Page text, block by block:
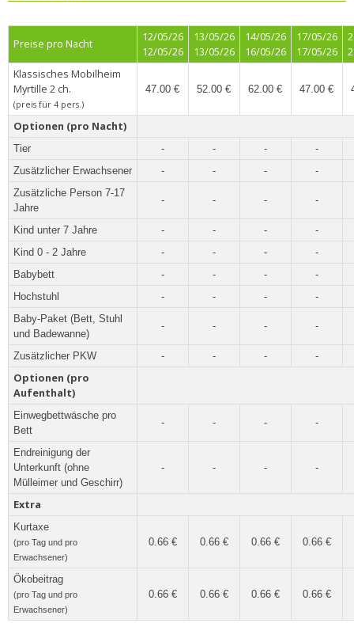
Preise pro Nacht
12/05/26
12/05/26
13/05/26
13/05/26
14/05/26
16/05/26
17/05/26
17/05/26
Klassisches Mobilheim
Myrtille 2 ch.
(preis für 4 pers.)
47.00 € 52.00 € 62.00 € 47.00 €
Optionen (pro Nacht)
Tier - - -
-
Zusätzlicher Erwachsener
- - -
-
Zusätzliche Person 7-17
Jahre
- - - -
Kind unter 7 Jahre - - -
-
Kind 0 - 2 Jahre
- - -
-
Babybett
- - -
-
Hochstuhl
- - -
-
Baby-Paket (Bett, Stuhl
und Badewanne)
- - - -
Zusätzlicher PKW - - - -
Optionen (pro
Aufenthalt)
Einwegbettwäsche pro
Bett
- - - -
Endreinigung der
Unterkunft (ohne
Mülleimer und Geschirr)
- - - -
Extra
Kurtaxe
(pro Tag und pro
Erwachsener)
0.66 € 0.66 € 0.66 € 0.66 €
Ökobeitrag
(pro Tag und pro
Erwachsener)
0.66 € 0.66 € 0.66 € 0.66 €